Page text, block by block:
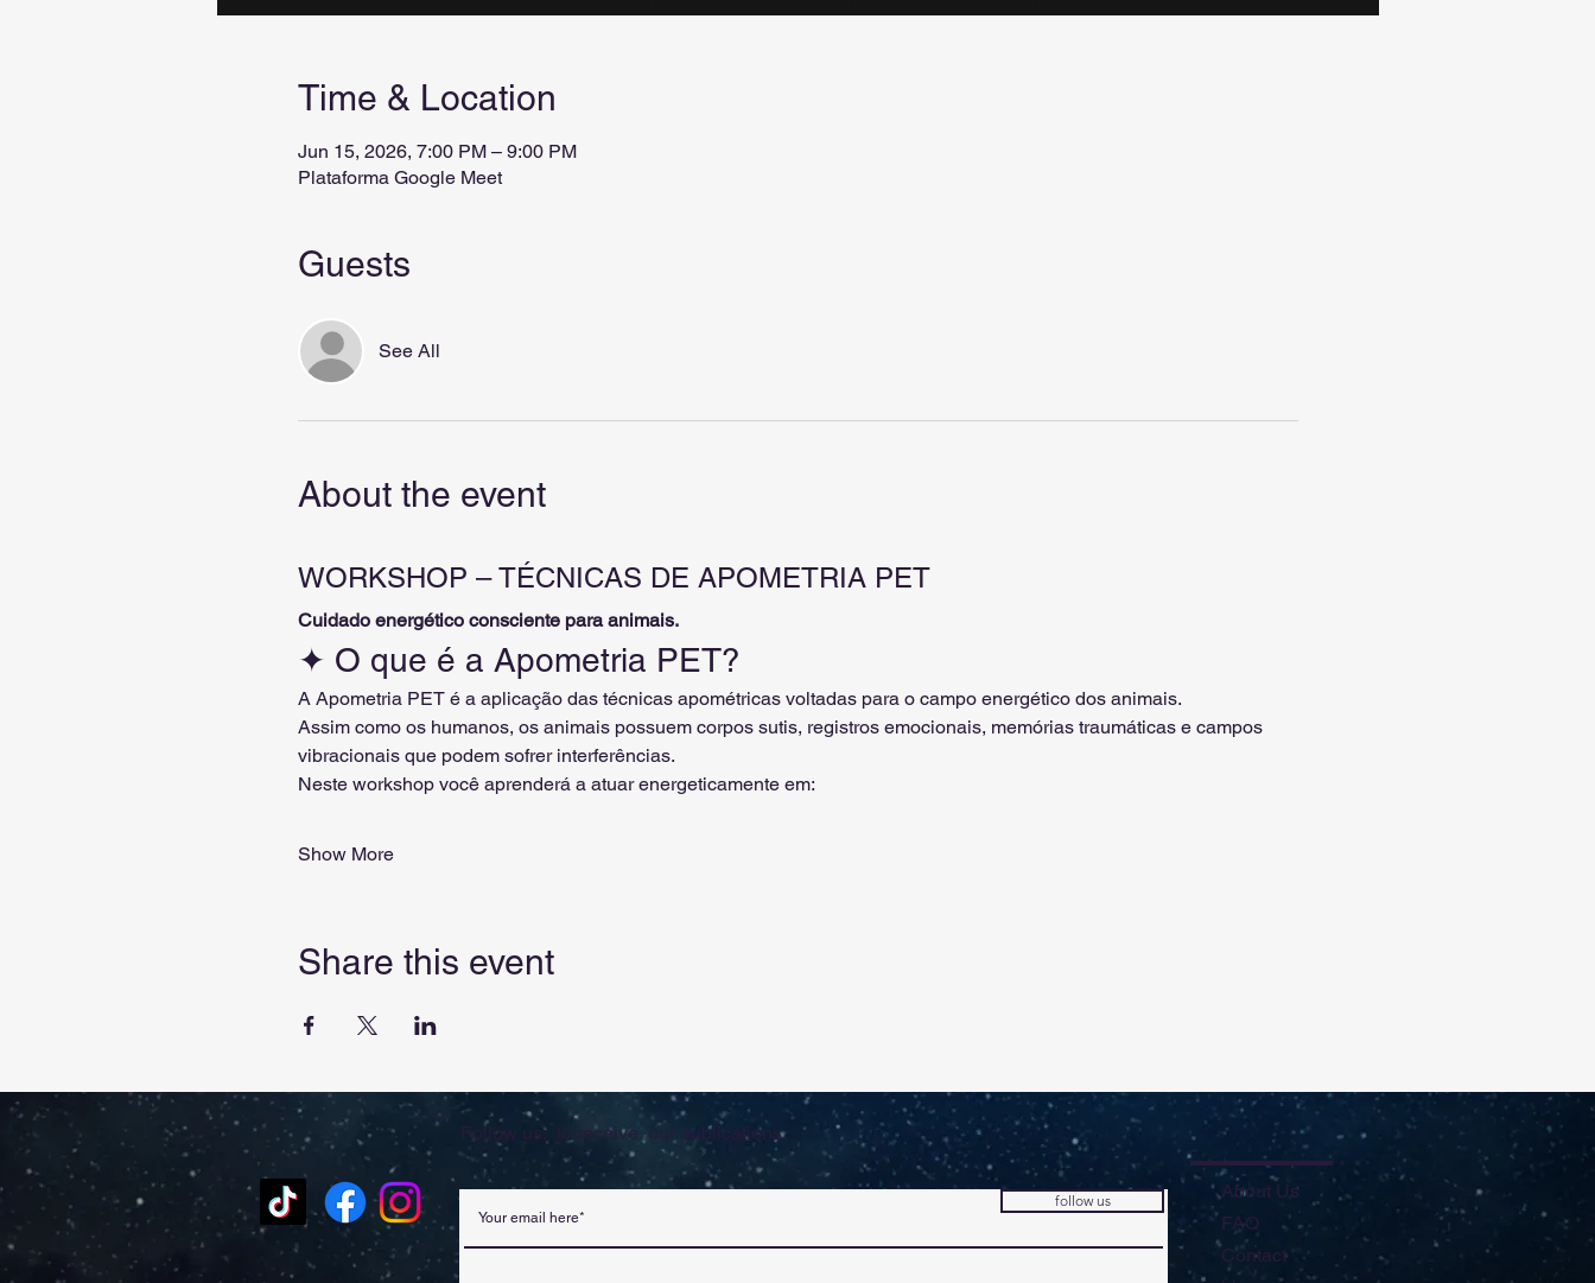
Time & Location
Jun 15, 2026, 7:00 PM – 9:00 PM
Plataforma Google Meet
Guests
See All
About the event
WORKSHOP – TÉCNICAS DE APOMETRIA PET
Cuidado energético consciente para animais.
✦ O que é a Apometria PET?
A Apometria PET é a aplicação das técnicas apométricas voltadas para o campo energético dos animais.
Assim como os humanos, os animais possuem corpos sutis, registros emocionais, memórias traumáticas e campos
vibracionais que podem sofrer interferências.
Neste workshop você aprenderá a atuar energeticamente em:
Show More
Share this event
Follow us, to receive our publications.
About Us
FAQ
Contact
follow us